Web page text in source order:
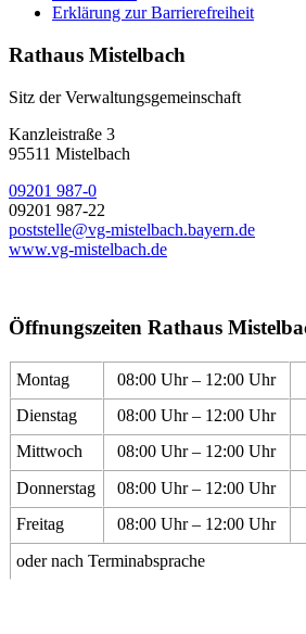
Erklärung zur Barrierefreiheit
Rathaus Mistelbach
Sitz der Verwaltungsgemeinschaft
Kanzleistraße 3
95511 Mistelbach
09201 987-0
09201 987-22
poststelle@vg-mistelbach.bayern.de
www.vg-mistelbach.de
Öffnungszeiten Rathaus
Montag 08:00 Uhr – 12:00 Uhr
Dienstag
08:00 Uhr – 12:00 Uhr
Mittwoch
08:00 Uhr – 12:00 Uhr
Donnerstag
08:00 Uhr – 12:00 Uhr
Freitag
08:00 Uhr – 12:00 Uhr
oder nach Terminabsprache